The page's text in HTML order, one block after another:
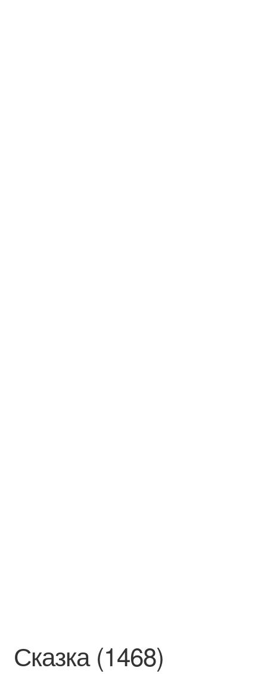
Сказка (1468)